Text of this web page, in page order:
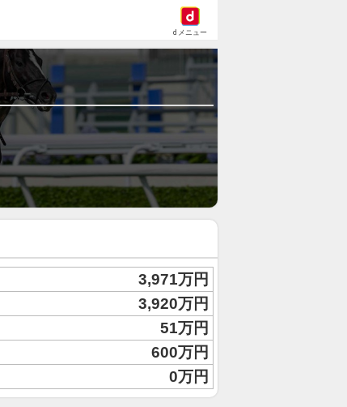
dメニュー
3,971万円
3,920万円
51万円
600万円
0万円